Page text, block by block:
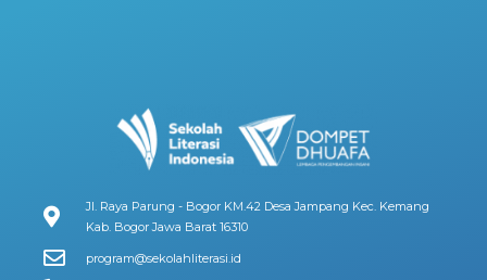
Jl. Raya Parung - Bogor KM.42 Desa Jampang Kec. Kemang
Kab. Bogor Jawa Barat 16310
program@sekolahliterasi.id